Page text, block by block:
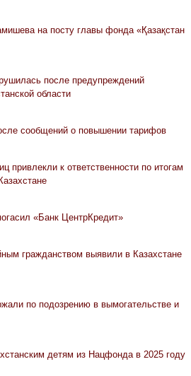
на посту главы фонда «Қазақстан
после предупреждений
области
сообщений о повышении тарифов
привлекли к ответственности по итогам
«Банк ЦентрКредит»
гражданством выявили в Казахстане
по подозрению в вымогательстве и
детям из Нацфонда в 2025 году